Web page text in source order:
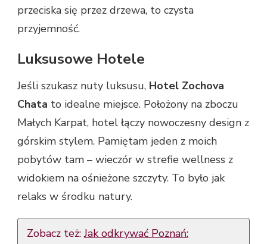
przeciska się przez drzewa, to czysta
przyjemność.
Luksusowe Hotele
Jeśli szukasz nuty luksusu, Hotel Zochova
Chata to idealne miejsce. Położony na zboczu
Małych Karpat, hotel łączy nowoczesny design z
górskim stylem. Pamiętam jeden z moich
pobytów tam – wieczór w strefie wellness z
widokiem na ośnieżone szczyty. To było jak
relaks w środku natury.
Zobacz też:Jak odkrywać Poznań: